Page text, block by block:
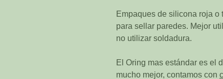
Empaques de silicona roja
para sellar paredes. Mejor
no utilizar soldadura.
El Oring mas estándar es el
mucho mejor, contamos con